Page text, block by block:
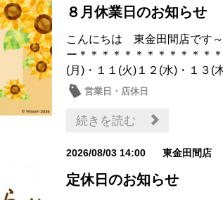
８月休業日のお知らせ
こんにちは 東金田間店です
ー＊＊＊＊＊＊＊＊＊＊＊＊
(月)・１１(火)１２(水)・１３(
営業日・店休日
続きを読む
2026/08/03 14:00 東金田間店
定休日のお知らせ